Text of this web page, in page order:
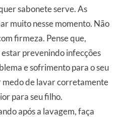
sabonete serve. As
muito nesse momento. Não
firmeza. Pense que,
prevenindo infecções
e sofrimento para o seu
medo de lavar corretamente
para seu filho.
após a lavagem, faça